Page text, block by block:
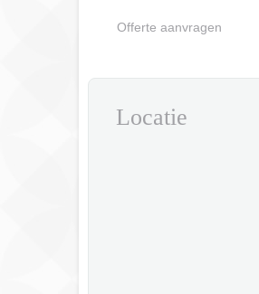
Offerte aanvragen
Locatie